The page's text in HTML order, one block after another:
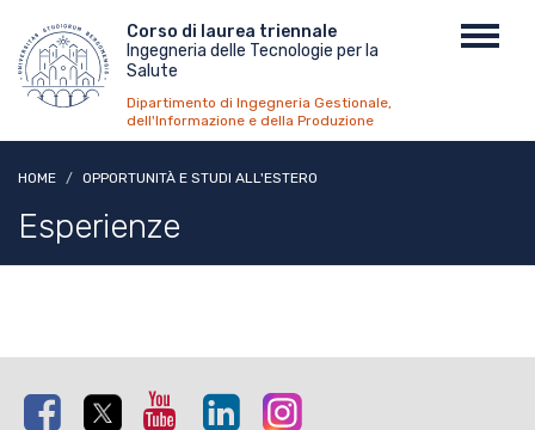
contenuto
principale
Menu
top
Corso di laurea triennale
Ingegneria delle Tecnologie per la
Salute
Dipartimento di Ingegneria Gestionale,
dell'Informazione e della Produzione
HOME OPPORTUNITÀ E STUDI ALL'ESTERO
Esperienze
Facebook Twitter Youtube Linkedin